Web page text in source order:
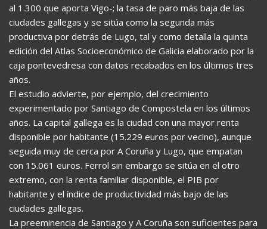
al 1.300 que aporta Vigo-; la tasa de paro más baja de las
ciudades gallegas y se sitúa como la segunda más
productiva por detrás de Lugo, tal y como detalla la quinta
edición del Atlas Socioeconómico de Galicia elaborado por la
caja pontevedresa con datos recabados en los últimos tres
años.
El estudio advierte, por ejemplo, del crecimiento
experimentado por Santiago de Compostela en los últimos
años. La capital gallega es la ciudad con una mayor renta
disponible por habitante (15.229 euros por vecino), aunque
seguida muy de cerca por A Coruña y Lugo, que empatan
con 15.061 euros. Ferrol sin embargo se sitúa en el otro
extremo, con la renta familiar disponible, el PIB por
habitante y el índice de productividad más bajo de las
ciudades gallegas.
La preeminencia de Santiago y A Coruña son suficientes para